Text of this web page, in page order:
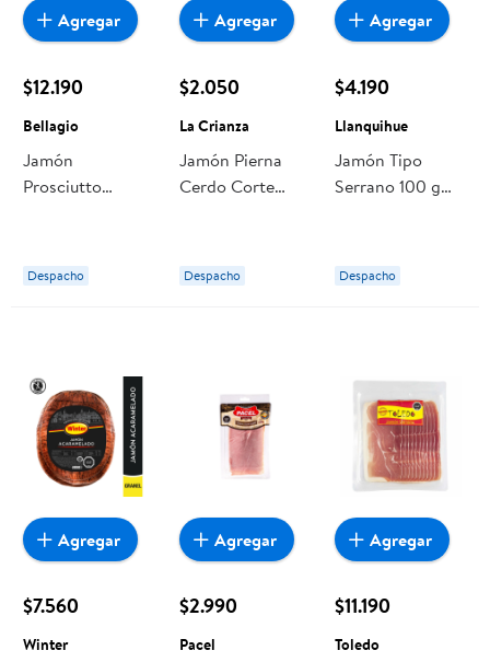
$12.190
Bellagio
Jamón
Prosciutto
Despacho
Agregar
$2.050
La Crianza
Jamón Pierna
Cerdo Corte
Despacho
Agregar
$4.190
Llanquihue
Jamón Tipo
Serrano 100 g
Despacho
Agregar
$7.560
Winter
Agregar
$2.990
Pacel
Agregar
$11.190
Toledo
Agregar